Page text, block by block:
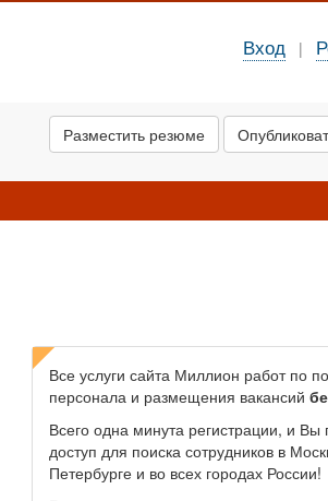
Вход |
Разместить резюме
Все услуги сайта Миллион работ по
персонала и размещения вакансий
Всего одна минута регистрации, и Вы
доступ для поиска сотрудников в
Петербурге и во всех городах России!